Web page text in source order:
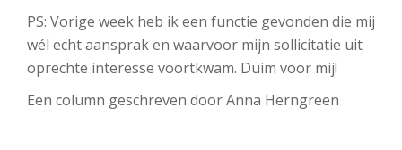
PS: Vorige week heb ik een functie gevonden die mij
wél echt aansprak en waarvoor mijn sollicitatie uit
oprechte interesse voortkwam. Duim voor mij!
Een column geschreven door Anna Herngreen